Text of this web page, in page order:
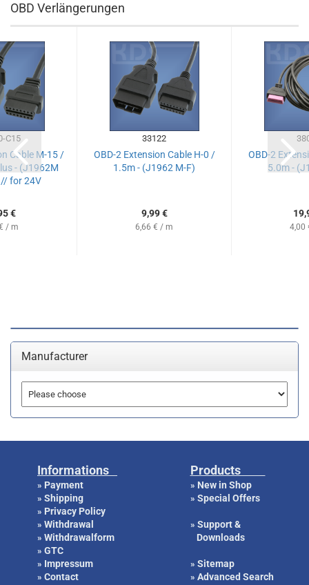
OBD Verlängerungen
C15
Cable M-15 /
- (J1962M
// for 24V
€
/ m
33122
OBD-2 Extension Cable H-0 /
1.5m - (J1962 M-F)
9,99 €
6,66 € / m
OBD-2
5.0m -
4,00
Manufacturer
Informations
» Payment
» Shipping
» Privacy Policy
» Withdrawal
» Withdrawalform
» GTC
» Impressum
» Contact
Products
» New in Shop
» Special Offers
» Support &
Downloads
» Sitemap
» Advanced Search